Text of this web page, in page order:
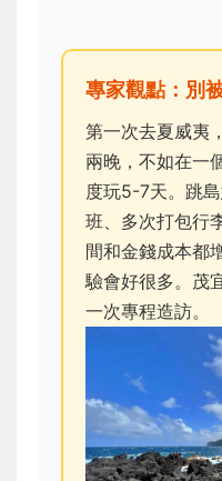
專家觀點：別
第一次去夏威夷
兩晚，不如在一
度玩5-7天。跳
班、多次打包行
間和金錢成本都
驗會好很多。茂
一次專程造訪。